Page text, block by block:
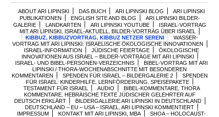
ABOUT ARI LIPINSKI DAS BUCH ARI LIPINSKI BLOG
ARI LIPINSKI
PUBLIKATIONEN
ENGLISH SITE AND BLOG
ARI LIPINSKI BILDER-
GALERIE
LANDKARTEN ARI LIPINSKI YOUTUBE
ISRAEL-VORTRAG
MIT ARI LIPINSKI, ISRAEL-AKTUELL, BILDER-VORTRAG ÜBER ISRAEL
KIBBUZ, KIBBUZVORTRAG, KIBBUZ NETZER SERENI
WASSER-
VORTRAG MIT ARI LIPINSKI: ISRAELISCHE ÖKOLOGISCHE INNOVATIONEN
ISRAEL-INFORMATION
JÜDISCHE FEIERTAGE
ÖKOLOGISCHE
INNOVATIONEN AUS ISRAEL – BILDER-VORTRÄGE MIT ARI LIPINSKI
ISRAEL- UND BIBEL-PERSONEN-VERZEICHNIS
BIBEL-VORTRAG MIT ARI
LIPINSKI / THORA-WOCHENABSCHNITTE MIT BESONDEREN
KOMMENTAREN
SPENDEN FÜR ISRAEL – BILDERGALERIE 2
SPENDEN
FÜR ISRAEL: KINDERHILFE, LERNFÖRDERUNG, SPEISEPAKETE
TESTAMENT FÜR ISRAEL
AUDIO
BIBEL-KOMMENTARE, THORA
KOMMENTARE, HEBRÄISCHE TEXTE JÜDISCHER GELEHRTER AUF
DEUTSCH ERKLÄRT
BILDERGALLERIE ARI LIPINSKI IN DEUTSCHLAND
DEUTSCHLAND – EU – USA – ISRAEL, ARI LIPINSKI KOMMENTIERT
IMPRESSUM
KONTAKT MIT ARI LIPINSKI, MBA
SHOA – HOLOCAUST-